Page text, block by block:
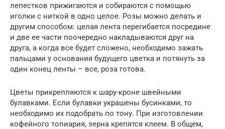
лепестков прижигаются и собираются с помощью
иголки с ниткой в одно целое. Розы можно делать и
другим способом: целая лента перегибается посредине
и две ее части поочередно накладываются друг на
друга, а когда все будет сложено, необходимо зажать
пальцами у основания будущего цветка и потянуть за
один конец ленты – все, роза готова.
Цветы прикрепляются к шару-кроне швейными
булавками. Если булавки украшены бусинками, то
необходимо их подобрать по тону. При изготовлении
кофейного топиария, зерна крепятся клеем. В общем,